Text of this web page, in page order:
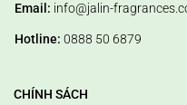
Email: info@jalin-
Hotline: 0888 50 6879
CHÍNH SÁCH